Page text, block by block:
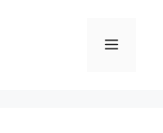
Menu